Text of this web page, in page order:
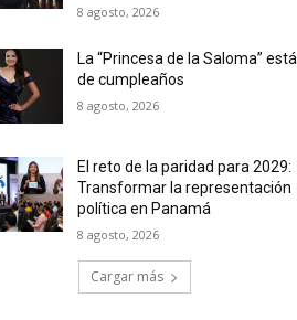
8 agosto, 2026
La “Princesa de la Saloma” está
de cumpleaños
8 agosto, 2026
El reto de la paridad para 2029:
Transformar la representación
política en Panamá
8 agosto, 2026
Cargar más